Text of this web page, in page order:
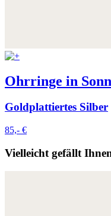
Ohrringe in
Goldplattiertes Silber
85,- €
Vielleicht gefällt